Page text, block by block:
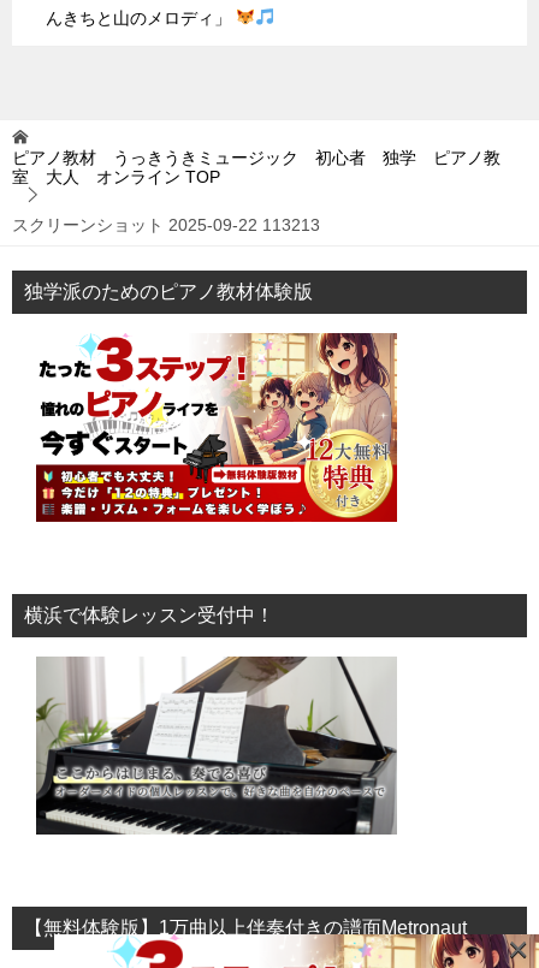
んきちと山のメロディ」
ピアノ教材 うっきうきミュージック 初心者 独学 ピアノ教
室 大人 オンライン TOP
スクリーンショット 2025-09-22 113213
独学派のためのピアノ教材体験版
横浜で体験レッスン受付中！
【無料体験版】1万曲以上伴奏付きの譜面Metronaut
×